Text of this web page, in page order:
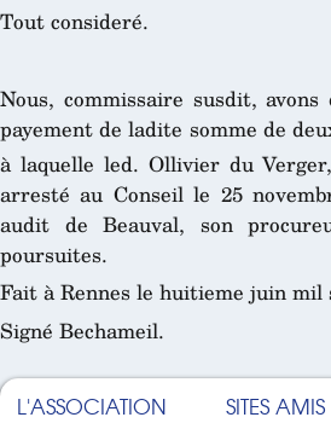
Tout consideré.
Nous, commissaire susdit,
payement de ladite somme de
à laquelle led. Ollivier du
arresté au Conseil le 25
audit de Beauval, son
poursuites.
Fait à Rennes le huitieme juin
Signé Bechameil.
L'ASSOCIATION SITES AMIS